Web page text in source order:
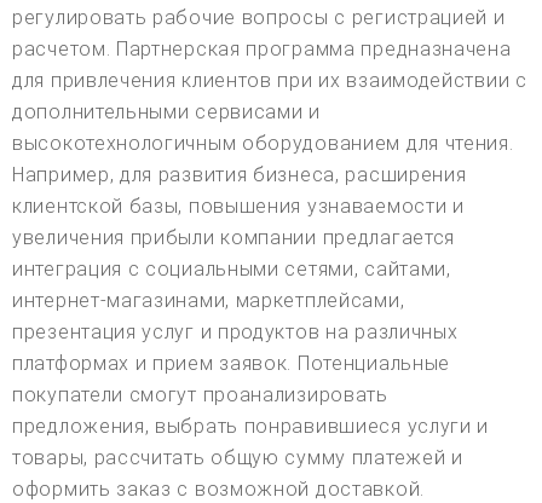
регулировать рабочие вопросы с регистрацией и
расчетом. Партнерская программа предназначена
для привлечения клиентов при их взаимодействии с
дополнительными сервисами и
высокотехнологичным оборудованием для чтения.
Например, для развития бизнеса, расширения
клиентской базы, повышения узнаваемости и
увеличения прибыли компании предлагается
интеграция с социальными сетями, сайтами,
интернет-магазинами, маркетплейсами,
презентация услуг и продуктов на различных
платформах и прием заявок. Потенциальные
покупатели смогут проанализировать
предложения, выбрать понравившиеся услуги и
товары, рассчитать общую сумму платежей и
оформить заказ с возможной доставкой.